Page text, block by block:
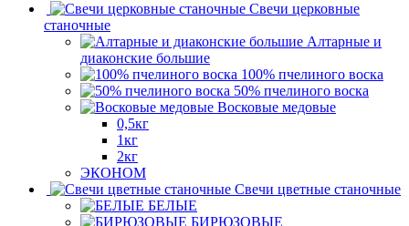
Свечи церковные
станочные
Алтарные и
диаконские большие
100% пчелиного воска
50% пчелиного воска
Восковые медовые
0,5кг
1кг
2кг
ЭКОНОМ
Свечи цветные станочные
БЕЛЫЕ
БИРЮЗОВЫЕ